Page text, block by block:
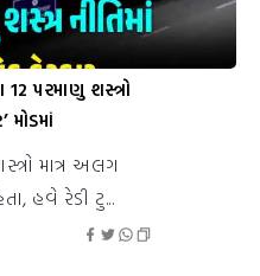
પરમાણુ શસ્ત્રો
મોડમાં
માત્ર અલગ
હવે રેડી ટુ...